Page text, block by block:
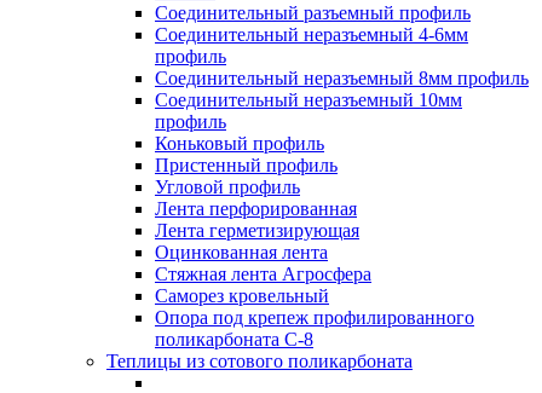
Соединительный разъемный профиль
Соединительный неразъемный 4-6мм
профиль
Соединительный неразъемный 8мм профиль
Соединительный неразъемный 10мм
профиль
Коньковый профиль
Пристенный профиль
Угловой профиль
Лента перфорированная
Лента герметизирующая
Оцинкованная лента
Стяжная лента Агросфера
Саморез кровельный
Опора под крепеж профилированного
поликарбоната С-8
Теплицы из сотового поликарбоната